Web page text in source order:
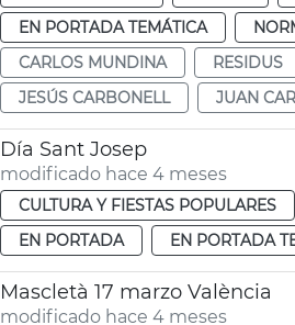
EN PORTADA TEMÁTICA
CARLOS MUNDINA
RESIDUS
JESÚS CARBONELL
JUAN
Día Sant Josep
modificado hace 4 meses
CULTURA Y FIESTAS POPULARES
EN PORTADA
EN PORTADA
Mascletà 17 marzo València
modificado hace 4 meses